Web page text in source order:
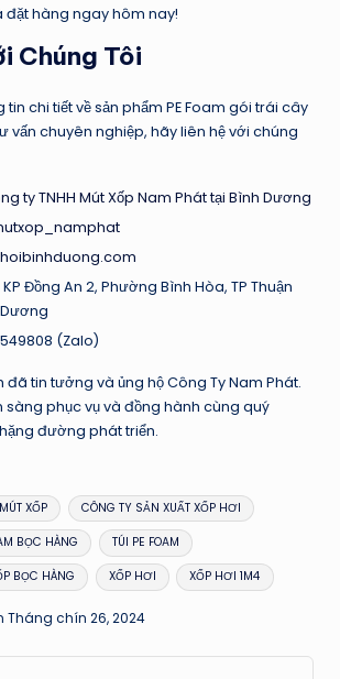
đặt hàng ngay hôm nay!
Chúng Tôi
chi tiết về sản phẩm PE Foam gói trái cây
vấn chuyên nghiệp, hãy liên hệ với chúng
ty TNHH Mút Xốp Nam Phát tại Bình Dương
KP Đồng An 2, Phường Bình Hòa, TP Thuận
(Zalo)
đã tin tưởng và ủng hộ Công Ty Nam Phát.
sàng phục vụ và đồng hành cùng quý
đường phát triển.
XỐP CÔNG TY SẢN XUẤT XỐP HƠI
BỌC HÀNG TÚI PE FOAM
BỌC HÀNG XỐP HƠI XỐP HƠI 1M4
Tháng chín 26, 2024